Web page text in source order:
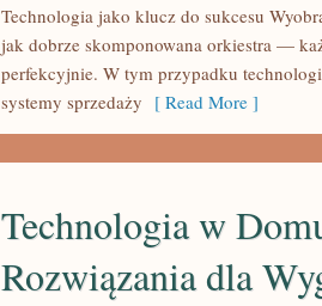
Technologia jako klucz do sukcesu
jak dobrze skomponowana orkiestra —
perfekcyjnie. W tym przypadku
systemy sprzedaży [ Read More ]
Technologia w
Rozwiązania dla